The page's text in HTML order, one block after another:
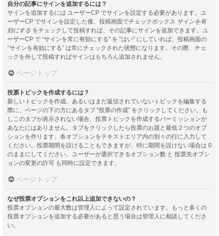
自分の記事にサインを追加するには？
サインを追加するには ユーザーCP でサインを設定する必要があります。ユ
ーザーCP でサインを設定した後、投稿画面でチェックボックス サインを有
効にする をチェックして投稿すれば、その記事にサインを追加できます。ユ
ーザーCP で “サインを常に有効にする” を “はい” にしていれば、投稿画面の
“サインを有効にする” は常にチェックされた状態になります。その際、チェ
ックを外して投稿すればサインはもちろん追加されません。
ページトップ
投票トピックを作成するには？
新しいトピックを作成、あるいはまだ返信されていないトピックを編集する
際に、ページの下の方にあるタブ “投票の作成” をクリックしてください。も
しこのタブが表示されない場合、投票トピックを作成するパーミッションが
あなたにはありません。タブをクリックしたら投票のお題と最低２つのオプ
ションを作ります。各オプションをテキストエリア内の別々の行に入力して
ください。投票期間を設けることもできますが、特に期間を設けない場合は 0
のままにしてください。ユーザーが選択できるオプション数 と 投票先オプシ
ョンの変更の許可 も同時に設定できます。
ページトップ
なぜ投票オプションをこれ以上追加できないの？
投票オプションの最大数は管理人によって設定されています。もっと多くの
投票オプションを追加する必要があると思う場合は管理人に相談してくださ
い。